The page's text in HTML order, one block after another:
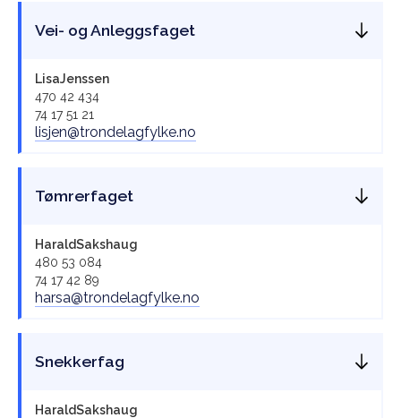
Vei- og Anleggsfaget
LisaJenssen
470 42 434
74 17 51 21
lisjen@trondelagfylke.no
Tømrerfaget
HaraldSakshaug
480 53 084
74 17 42 89
harsa@trondelagfylke.no
Snekkerfag
HaraldSakshaug